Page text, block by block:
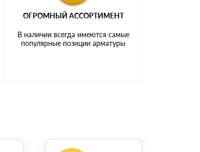
ОГРОМНЫЙ АССОРТИМЕНТ
В наличии всегда имеются самые
популярные позиции арматуры